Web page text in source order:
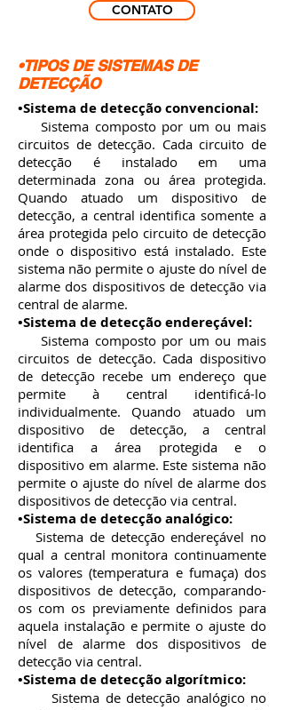
CONTATO
•TIPOS DE SISTEMAS DE
DETECÇÃO
•Sistema de detecção convencional:
Sistema composto por um ou mais
circuitos de detecção. Cada circuito de
detecção é instalado em uma
determinada zona ou área protegida.
Quando atuado um dispositivo de
detecção, a central identifica somente a
área protegida pelo circuito de detecção
onde o dispositivo está instalado. Este
sistema não permite o ajuste do nível de
alarme dos dispositivos de detecção via
central de alarme.
•Sistema de detecção endereçável:
Sistema composto por um ou mais
circuitos de detecção. Cada dispositivo
de detecção recebe um endereço que
permite à central identificá-lo
individualmente. Quando atuado um
dispositivo de detecção, a central
identifica a área protegida e o
dispositivo em alarme. Este sistema não
permite o ajuste do nível de alarme dos
dispositivos de detecção via central.
•Sistema de detecção analógico:
Sistema de detecção endereçável no
qual a central monitora continuamente
os valores (temperatura e fumaça) dos
dispositivos de detecção, comparando-
os com os previamente definidos para
aquela instalação e permite o ajuste do
nível de alarme dos dispositivos de
detecção via central.
•Sistema de detecção algorítmico:
Sistema de detecção analógico no